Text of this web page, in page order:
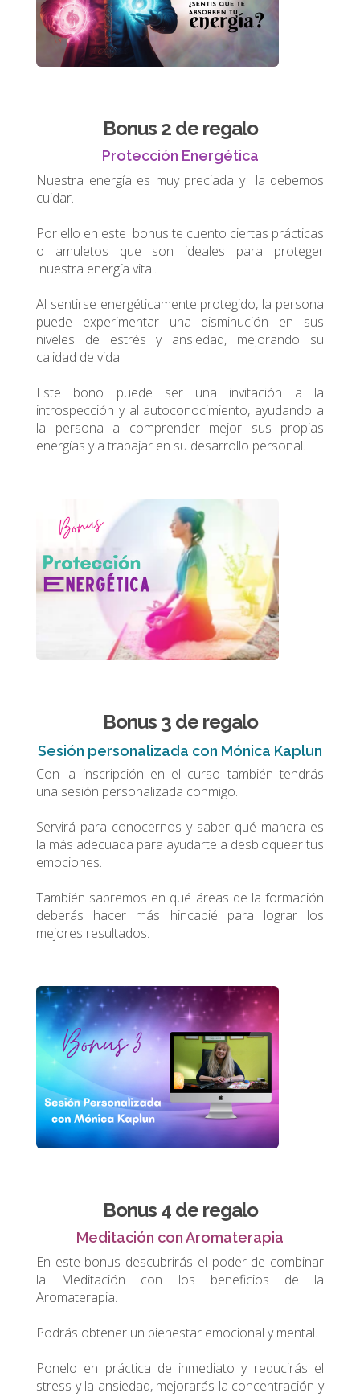
Bonus 2 de regalo
Protección Energética
Nuestra energía es muy preciada y la debemos
cuidar.
Por ello en este bonus te cuento ciertas prácticas
o amuletos que son ideales para proteger
nuestra energía vital.
Al sentirse energéticamente protegido, la persona
puede experimentar una disminución en sus
niveles de estrés y ansiedad, mejorando su
calidad de vida.
Este bono puede ser una invitación a la
introspección y al autoconocimiento, ayudando a
la persona a comprender mejor sus propias
energías y a trabajar en su desarrollo personal.
Bonus 3 de regalo
Sesión personalizada con Mónica Kaplun
Con la inscripción en el curso también tendrás
una sesión personalizada conmigo.
Servirá para conocernos y saber qué manera es
la más adecuada para ayudarte a desbloquear tus
emociones.
También sabremos en qué áreas de la formación
deberás hacer más hincapié para lograr los
mejores resultados.
Bonus 4 de regalo
Meditación con Aromaterapia
En este bonus descubrirás el poder de combinar
la Meditación con los beneficios de la
Aromaterapia.
Podrás obtener un bienestar emocional y mental.
Ponelo en práctica de inmediato y reducirás el
stress y la ansiedad, mejorarás la concentración y